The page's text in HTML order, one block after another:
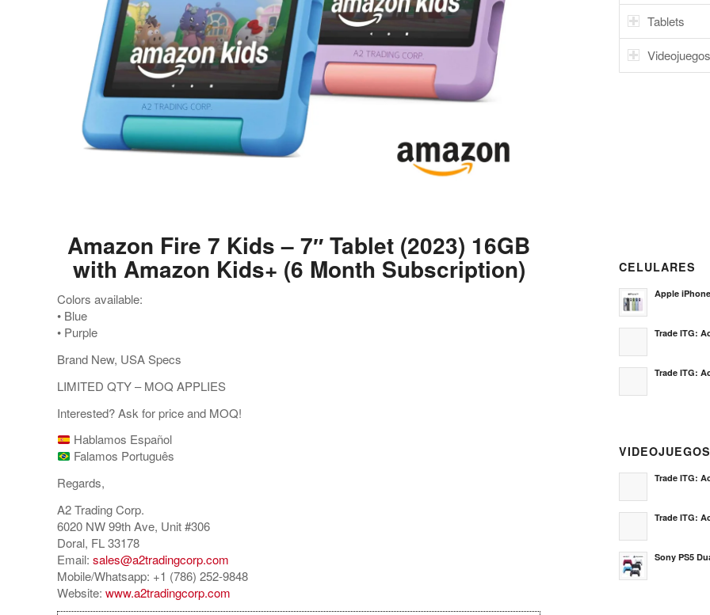
Amazon Fire 7 Kids – 7″ Tablet (2023) 16GB
with Amazon Kids+ (6 Month Subscription)
Colors available:
•⁠ ⁠Blue
•⁠ ⁠Purple
Brand New, USA Specs
LIMITED QTY – MOQ APPLIES
Interested? Ask for price and MOQ!
Hablamos Español
Falamos Português
Regards,
A2 Trading Corp.
6020 NW 99th Ave, Unit #306
Doral, FL 33178
Email: sales@a2tradingcorp.com
Mobile/Whatsapp: +1 (786) 252-9848
Website: www.a2tradingcorp.com
Tablets
Videojuegos
CELULARES
Apple
Trade ITG:
Trade ITG:
VIDEOJUEGOS
Trade ITG:
Trade ITG:
Sony PS5